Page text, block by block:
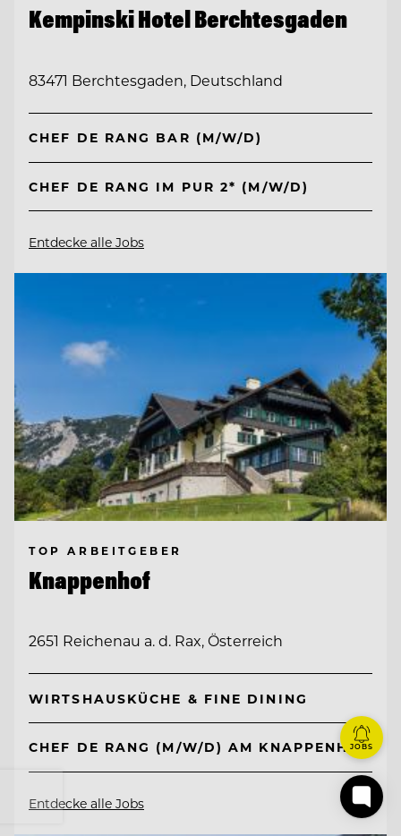
Kempinski Hotel Berchtesgaden
83471 Berchtesgaden, Deutschland
CHEF DE RANG BAR (M/W/D)
CHEF DE RANG IM PUR 2* (M/W/D)
Entdecke alle Jobs
TOP ARBEITGEBER
Knappenhof
2651 Reichenau a. d. Rax, Österreich
WIRTSHAUSKÜCHE & FINE DINING
CHEF DE RANG (M/W/D) AM KNAPPENHOF
Entdecke alle Jobs
JOBS